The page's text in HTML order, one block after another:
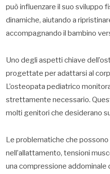
può influenzare il suo sviluppo
dinamiche, aiutando a
accompagnando il bambino
Uno degli aspetti chiave
progettate per adattarsi al
L’osteopata pediatrico
strettamente necessario.
molti genitori che desiderano
Le problematiche che
nell’allattamento, tensioni
una compressione